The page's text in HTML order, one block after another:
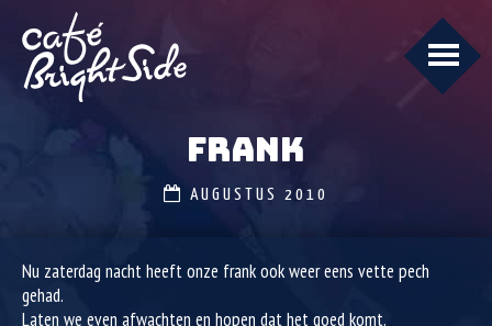
FRANK
AUGUSTUS 2010
Nu zaterdag nacht heeft onze frank ook weer eens vette pech
gehad.
Laten we even afwachten en hopen dat het goed komt.